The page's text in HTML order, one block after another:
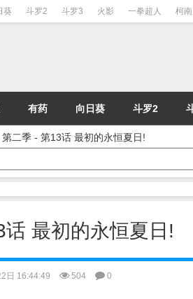
葵 斗罗2 斗罗3 火影 一拳超人 柯南
有药 向日葵 斗罗2
二季 - 第13话 最初的永恒夏日!
最初的永恒夏日!
日 16:44:49 504 0